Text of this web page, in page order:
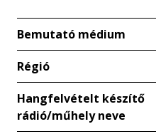
Bemutató médium
Régió
Hangfelvételt készítő
rádió/műhely neve